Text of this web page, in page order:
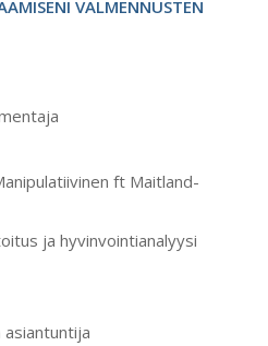
VALMENNUSTEN
ft Maitland-
ja hyvinvointianalyysi
asiantuntija